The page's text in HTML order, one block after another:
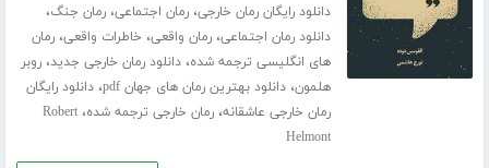
دانلود رایگان رمان خارجی،رمان اجتماعی،رمان جنگ،
دانلود رمان اجتماعی،رمان واقعی، خاطرات واقعی،رمان
های انگلیسی ترجمه شده،دانلود رمان خارجی جدید،روبر
هلمون،دانلود بهترین رمان های جهان pdf ،دانلود رایگان
رمان خارجی عاشقانه،رمان خارجی ترجمه شده،Robert
Helmont